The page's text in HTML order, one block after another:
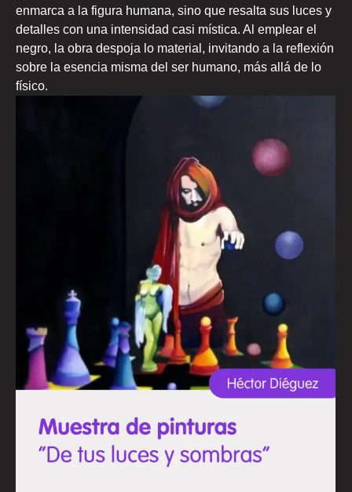
enmarca a la figura humana, sino que resalta sus luces y
detalles con una intensidad casi mística. Al emplear el
negro, la obra despoja lo material, invitando a la reflexión
sobre la esencia misma del ser humano, más allá de lo
físico.